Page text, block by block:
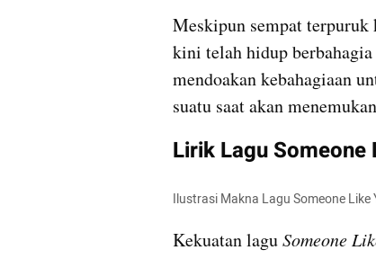
Meskipun sempat terpuruk
kini telah hidup
mendoakan kebahagiaan
suatu saat akan
Lirik Lagu Someone
Ilustrasi Makna Lagu Someone
Kekuatan lagu Someone